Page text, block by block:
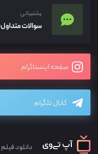
پشتیبانی
سوالات متداول
صفحه اینستاگرام
کانال تلگرام
دانلود فیلم